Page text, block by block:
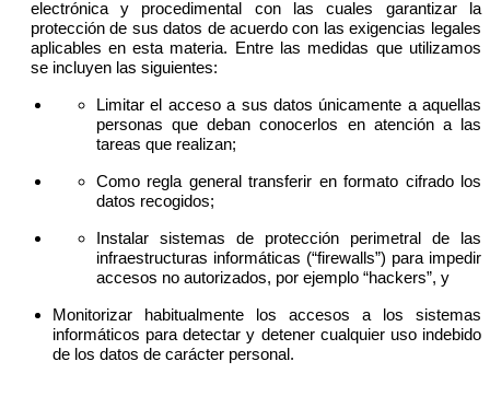
electrónica y procedimental con las cuales garantizar la
protección de sus datos de acuerdo con las exigencias legales
aplicables en esta materia. Entre las medidas que utilizamos
se incluyen las siguientes:
Limitar el acceso a sus datos únicamente a aquellas
personas que deban conocerlos en atención a las
tareas que realizan;
Como regla general transferir en formato cifrado los
datos recogidos;
Instalar sistemas de protección perimetral de las
infraestructuras informáticas (“firewalls”) para impedir
accesos no autorizados, por ejemplo “hackers”, y
Monitorizar habitualmente los accesos a los sistemas
informáticos para detectar y detener cualquier uso indebido
de los datos de carácter personal.